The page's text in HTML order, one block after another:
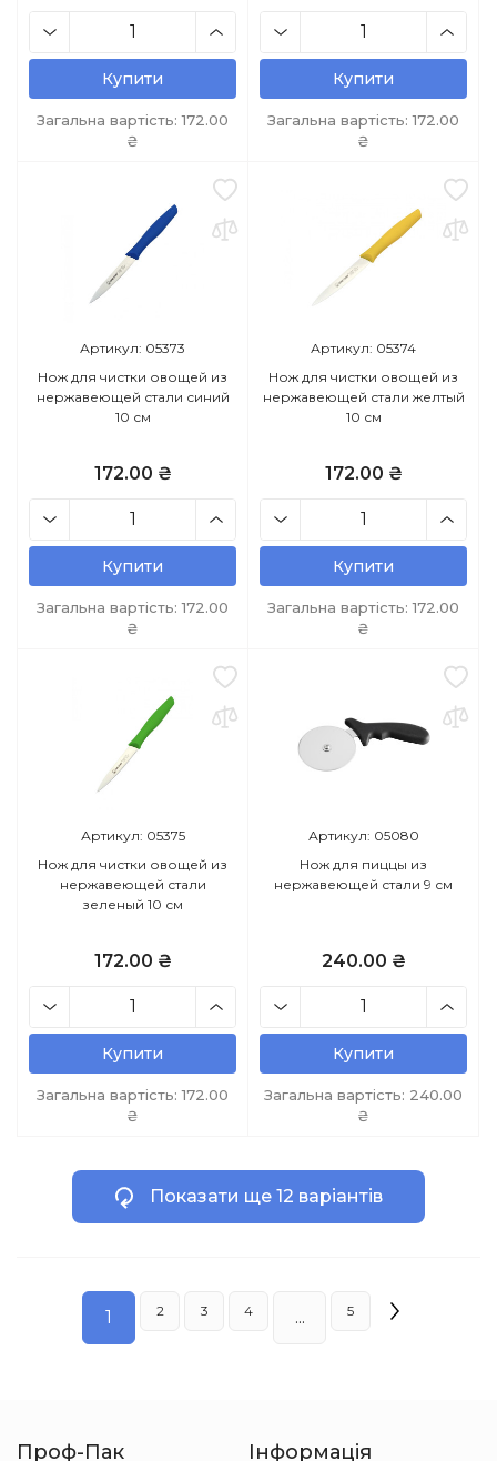
Купити
Загальна вартість:172.00
₴
Купити
Загальна вартість:172.00
₴
Артикул: 05373
Нож для чистки овощей из
нержавеющей стали синий
10 см
172.00 ₴
Купити
Загальна вартість:172.00
₴
Артикул: 05374
Нож для чистки овощей из
нержавеющей стали желтый
10 см
172.00 ₴
Купити
Загальна вартість:172.00
₴
Артикул: 05375
Нож для чистки овощей из
нержавеющей стали
зеленый 10 см
172.00 ₴
Купити
Загальна вартість:172.00
₴
Артикул: 05080
Нож для пиццы из
нержавеющей стали 9 см
240.00 ₴
Купити
Загальна вартість: 240.00
₴
Показати ще 12 варіантів
1 2 3 4 ... 5
Проф-Пак Інформація